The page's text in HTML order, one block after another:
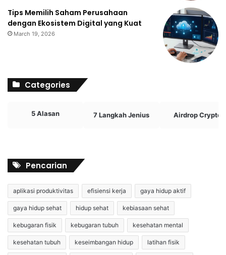
Tips Memilih Saham Perusahaan
dengan Ekosistem Digital yang Kuat
March 19, 2026
Categories
5 Alasan 7 Langkah Jenius Airdrop Crypto
Pencarian
aplikasi produktivitas efisiensi kerja gaya hidup aktif
gaya hidup sehat hidup sehat kebiasaan sehat
kebugaran fisik kebugaran tubuh kesehatan mental
kesehatan tubuh keseimbangan hidup latihan fisik